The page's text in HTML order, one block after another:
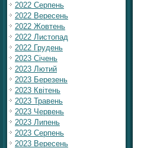
2022 Серпень
2022 Вересень
2022 Жовтень
2022 Листопад
2022 Грудень
2023 Січень
2023 Лютий
2023 Березень
2023 Квітень
2023 Травень
2023 Червень
2023 Липень
2023 Серпень
2023 Вересень